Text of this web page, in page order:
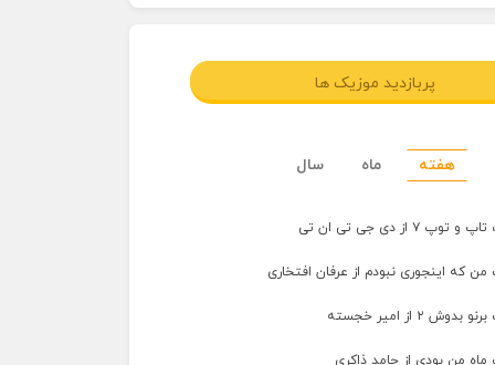
پربازدید موزیک ها
هفته ماه سال
۷ از دی جی تی ان تی
من که اینجوری نبودم از عرفان افتخاری
۲ از امیر خجسته
ماه من بودی از حامد ذاکری